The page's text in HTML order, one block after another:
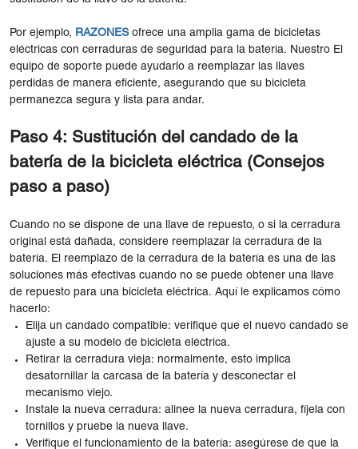
Por ejemplo, RAZONES ofrece una amplia gama de bicicletas
eléctricas con cerraduras de seguridad para la batería. Nuestro El
equipo de soporte puede ayudarlo a reemplazar las llaves
perdidas de manera eficiente, asegurando que su bicicleta
permanezca segura y lista para andar.
Paso 4: Sustitución del candado de la
batería de la bicicleta eléctrica (Consejos
paso a paso)
Cuando no se dispone de una llave de repuesto, o si la cerradura
original está dañada, considere reemplazar la cerradura de la
batería. El reemplazo de la cerradura de la batería es una de las
soluciones más efectivas cuando no se puede obtener una llave
de repuesto para una bicicleta eléctrica. Aquí le explicamos cómo
hacerlo:
Elija un candado compatible: verifique que el nuevo candado se
ajuste a su modelo de bicicleta eléctrica.
Retirar la cerradura vieja: normalmente, esto implica
desatornillar la carcasa de la batería y desconectar el
mecanismo viejo.
Instale la nueva cerradura: alinee la nueva cerradura, fíjela con
tornillos y pruebe la nueva llave.
Verifique el funcionamiento de la batería: asegúrese de que la